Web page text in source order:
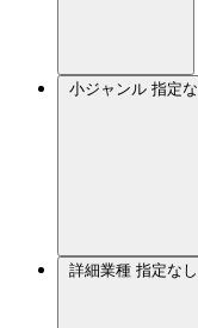
小ジャンル 指定
詳細業種 指定なし